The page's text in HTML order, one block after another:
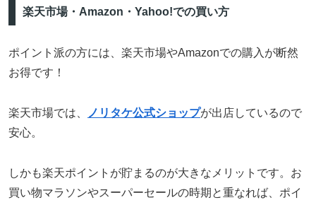
楽天市場・Amazon・Yahoo!での買い方
ポイント派の方には、楽天市場やAmazonでの購入が断然
お得です！
楽天市場では、 ノリタケ公式ショップが出店しているので
安心。
しかも楽天ポイントが貯まるのが大きなメリットです。お
買い物マラソンやスーパーセールの時期と重なれば、ポイ